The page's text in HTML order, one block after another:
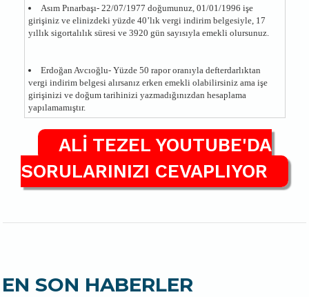
Asım Pınarbaşı- 22/07/1977 doğumunuz, 01/01/1996 işe
girişiniz ve elinizdeki yüzde 40’lık vergi indirim belgesiyle, 17
yıllık sigortalılık süresi ve 3920 gün sayısıyla emekli olursunuz.
Erdoğan Avcıoğlu- Yüzde 50 rapor oranıyla defterdarlıktan
vergi indirim belgesi alırsanız erken emekli olabilirsiniz ama işe
girişinizi ve doğum tarihinizi yazmadığınızdan hesaplama
yapılamamıştır.
ALİ TEZEL YOUTUBE'DA
SORULARINIZI CEVAPLIYOR
EN SON HABERLER